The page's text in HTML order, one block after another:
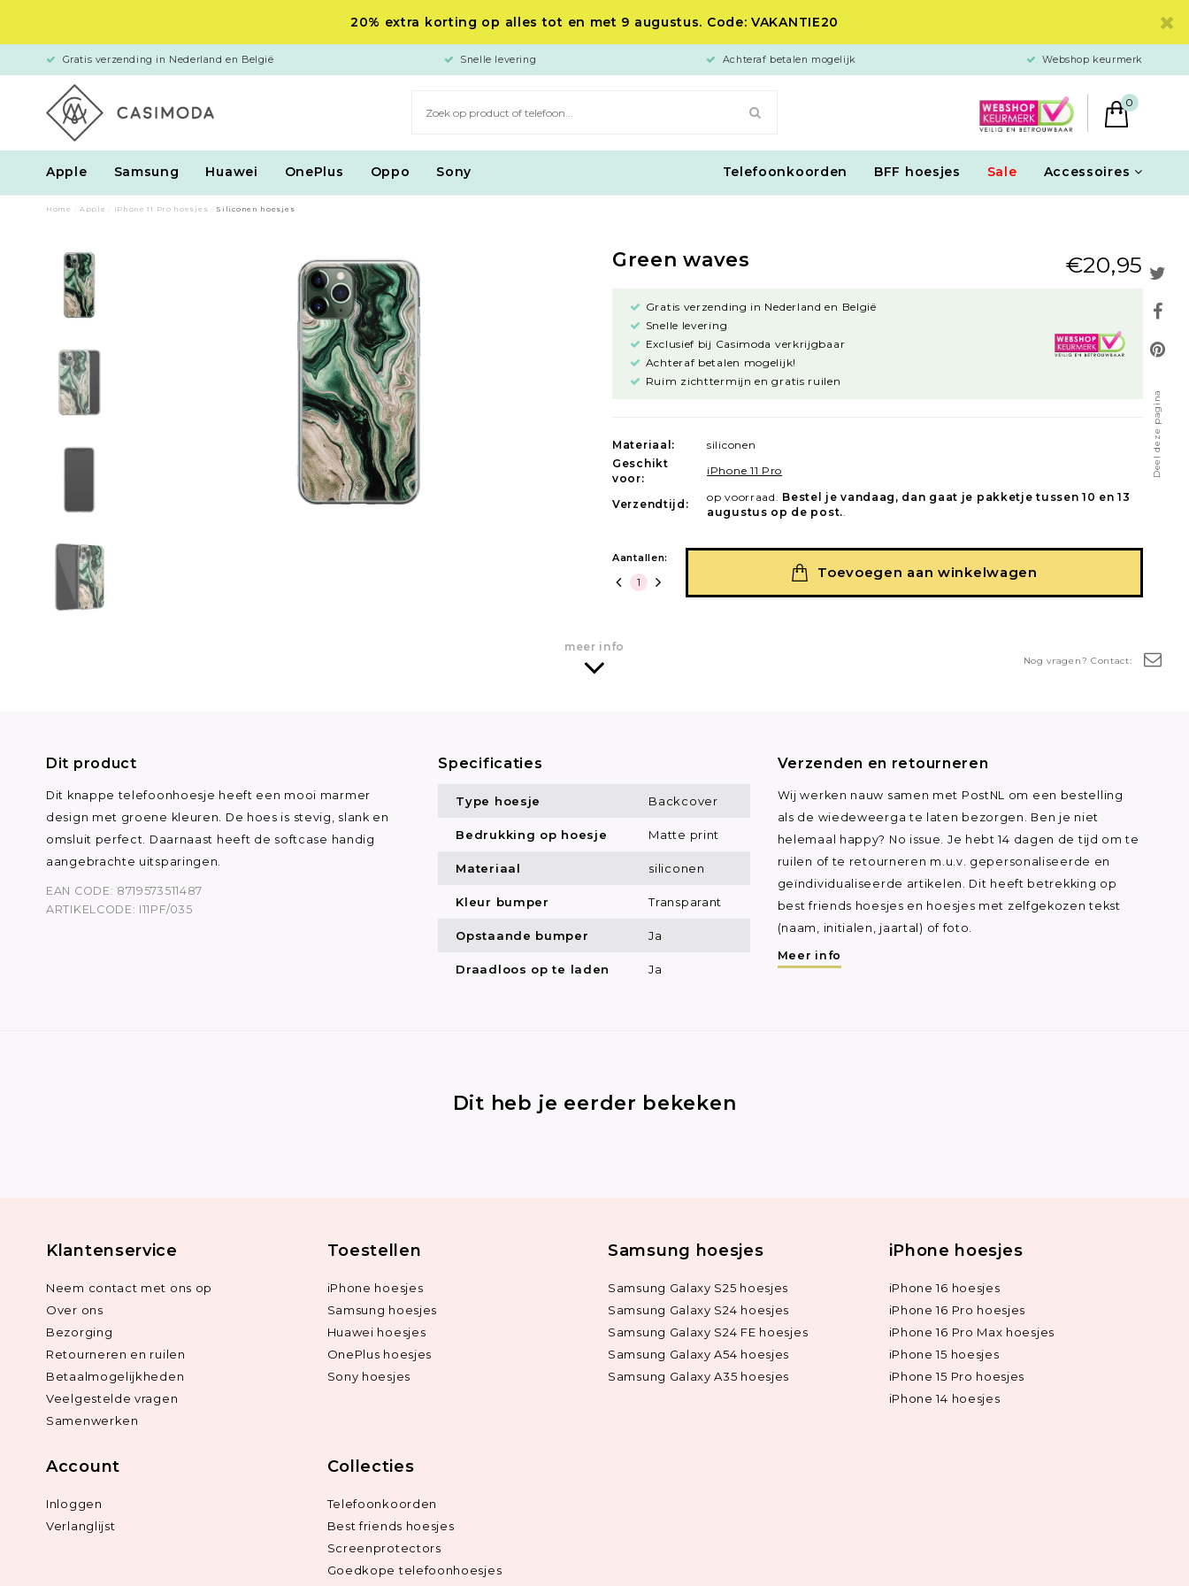
20% extra korting op alles tot en met 9 augustus. Code: VAKANTIE20
Gratis verzending in Nederland en België Snelle levering Achteraf betalen mogelijk Webshop keurmerk
0
Apple Samsung Huawei OnePlus Oppo Sony Telefoonkoorden BFF hoesjes Sale Accessoires
Deel deze pagina
Nog vragen? Contact:
Home Apple iPhone 11 Pro hoesjes Siliconen hoesjes
Green waves €20,95
Gratis verzending in Nederland en België
Snelle levering
Exclusief bij Casimoda verkrijgbaar
Achteraf betalen mogelijk!
Ruim zichttermijn en gratis ruilen
Materiaal:
siliconen
Geschikt
voor:
iPhone 11 Pro
Verzendtijd:
op voorraad. Bestel je vandaag, dan gaat je pakketje tussen 10 en 13
augustus op de post.
Aantallen:
Toevoegen aan winkelwagen
meer info
Dit product
Dit knappe telefoonhoesje heeft een mooi marmer
design met groene kleuren. De hoes is stevig, slank en
omsluit perfect. Daarnaast heeft de softcase handig
aangebrachte uitsparingen.
EAN CODE: 8719573511487
ARTIKELCODE: I11PF/035
Specificaties
Type hoesje Backcover
Bedrukking op hoesje Matte print
Materiaal siliconen
Kleur bumper Transparant
Opstaande bumper Ja
Draadloos op te laden Ja
Verzenden en retourneren
Wij werken nauw samen met PostNL om een bestelling
als de wiedeweerga te laten bezorgen. Ben je niet
helemaal happy? No issue. Je hebt 14 dagen de tijd om te
ruilen of te retourneren m.u.v. gepersonaliseerde en
geïndividualiseerde artikelen. Dit heeft betrekking op
best friends hoesjes en hoesjes met zelfgekozen tekst
(naam, initialen, jaartal) of foto.
Meer info
Dit heb je eerder bekeken
Klantenservice
Neem contact met ons op
Over ons
Bezorging
Retourneren en ruilen
Betaalmogelijkheden
Veelgestelde vragen
Samenwerken
Toestellen
iPhone hoesjes
Samsung hoesjes
Huawei hoesjes
OnePlus hoesjes
Sony hoesjes
Samsung hoesjes
Samsung Galaxy S25 hoesjes
Samsung Galaxy S24 hoesjes
Samsung Galaxy S24 FE hoesjes
Samsung Galaxy A54 hoesjes
Samsung Galaxy A35 hoesjes
iPhone hoesjes
iPhone 16 hoesjes
iPhone 16 Pro hoesjes
iPhone 16 Pro Max hoesjes
iPhone 15 hoesjes
iPhone 15 Pro hoesjes
iPhone 14 hoesjes
Account
Inloggen
Verlanglijst
Collecties
Telefoonkoorden
Best friends hoesjes
Screenprotectors
Goedkope telefoonhoesjes